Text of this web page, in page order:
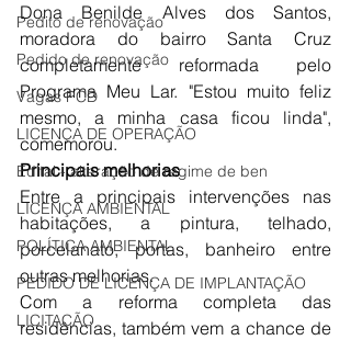
Pedito de renovação
Pedido de renovação
Vagas PCD
LICENÇA DE OPERAÇÃO
Edital - alteração de regime de ben
LICENÇA AMBIENTAL
POLÍTICA AMBIENTAL
PEDIDO DE LICENÇA DE IMPLANTAÇÃO
LICITAÇÃO
Dona Benilde Alves dos Santos,
moradora do bairro Santa Cruz
completamente reformada pelo
Programa Meu Lar. "Estou muito feliz
mesmo, a minha casa ficou linda",
comemorou.
Principais melhorias
Entre a principais intervenções nas
habitações, a pintura, telhado,
porcelanato, portas, banheiro entre
outras melhorias.
Com a reforma completa das
residências, também vem a chance de